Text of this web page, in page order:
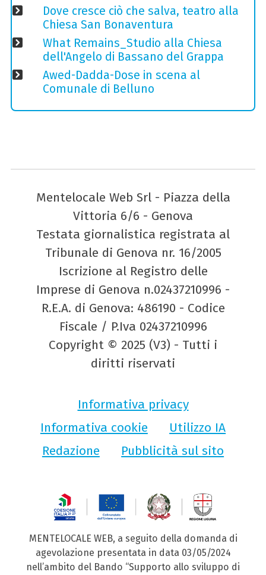
Dove cresce ciò che salva, teatro alla
Chiesa San Bonaventura
What Remains_Studio alla Chiesa
dell'Angelo di Bassano del Grappa
Awed-Dadda-Dose in scena al
Comunale di Belluno
Mentelocale Web Srl - Piazza della
Vittoria 6/6 - Genova
Testata giornalistica registrata al
Tribunale di Genova nr. 16/2005
Iscrizione al Registro delle
Imprese di Genova n.02437210996 -
R.E.A. di Genova: 486190 - Codice
Fiscale / P.Iva 02437210996
Copyright © 2025 (V3) - Tutti i
diritti riservati
Informativa privacy
Informativa cookie
Utilizzo IA
Redazione
Pubblicità sul sito
MENTELOCALE WEB, a seguito della domanda di
agevolazione presentata in data 03/05/2024
nell’ambito del Bando “Supporto allo sviluppo di